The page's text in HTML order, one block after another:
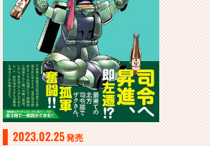
2023.02.25発売